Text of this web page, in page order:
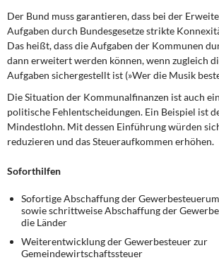
Der Bund muss garantieren, dass bei der
Aufgaben durch Bundesgesetze strikte
Das heißt, dass die Aufgaben der Kommunen
dann erweitert werden können, wenn zugleich
Aufgaben sichergestellt ist (»Wer die Musik
Die Situation der Kommunalfinanzen ist auch
politische Fehlentscheidungen. Ein Beispiel ist
Mindestlohn. Mit dessen Einführung würden
reduzieren und das Steueraufkommen erhöhen.
Soforthilfen
Sofortige Abschaffung der
sowie schrittweise Abschaffung der
die Länder
Weiterentwicklung der Gewerbesteuer zur
Gemeindewirtschaftssteuer